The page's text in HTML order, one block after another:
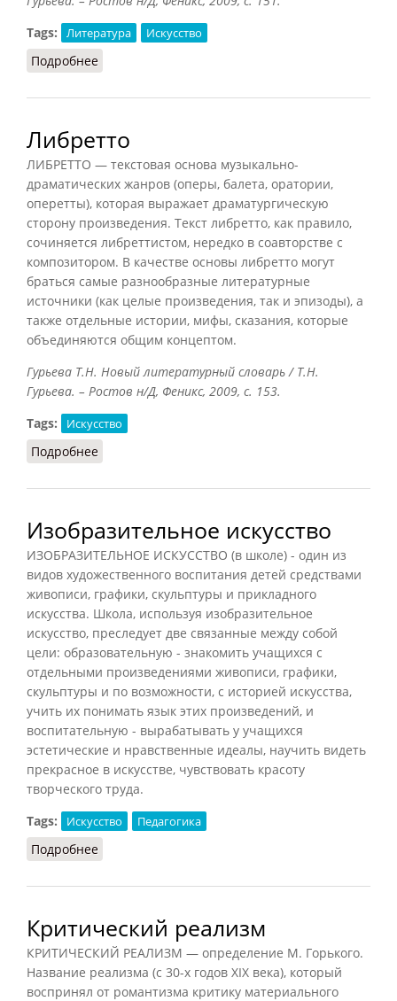
Tags:
Литература Искусство
Подробнее
Либретто
ЛИБРЕТТО — текстовая основа музыкально-
драматических жанров (оперы, балета, оратории,
оперетты), которая выражает драматургическую
сторону произведения. Текст либретто, как правило,
сочиняется либреттистом, нередко в соавторстве с
композитором. В качестве основы либретто могут
браться самые разнообразные литературные
источники (как целые произведения, так и эпизоды), а
также отдельные истории, мифы, сказания, которые
объединяются общим концептом.
Гурьева Т.Н. Новый литературный словарь / Т.Н.
Гурьева. – Ростов н/Д, Феникс, 2009, с. 153.
Tags:
Искусство
Подробнее
Изобразительное искусство
ИЗОБРАЗИТЕЛЬНОЕ ИСКУССТВО (в школе) - один из
видов художественного воспитания детей средствами
живописи, графики, скульптуры и прикладного
искусства. Школа, используя изобразительное
искусство, преследует две связанные между собой
цели: образовательную - знакомить учащихся с
отдельными произведениями живописи, графики,
скульптуры и по возможности, с историей искусства,
учить их понимать язык этих произведений, и
воспитательную - вырабатывать у учащихся
эстетические и нравственные идеалы, научить видеть
прекрасное в искусстве, чувствовать красоту
творческого труда.
Tags:
Искусство Педагогика
Подробнее
Критический реализм
КРИТИЧЕСКИЙ РЕАЛИЗМ — определение М. Горького.
Название реализма (с 30-х годов XIX века), который
воспринял от романтизма критику материального